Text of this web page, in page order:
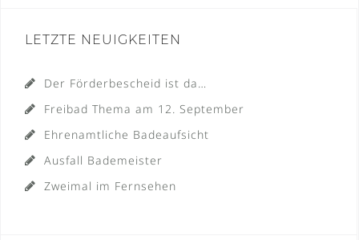
LETZTE NEUIGKEITEN
Der Förderbescheid ist da…
Freibad Thema am 12. September
Ehrenamtliche Badeaufsicht
Ausfall Bademeister
Zweimal im Fernsehen